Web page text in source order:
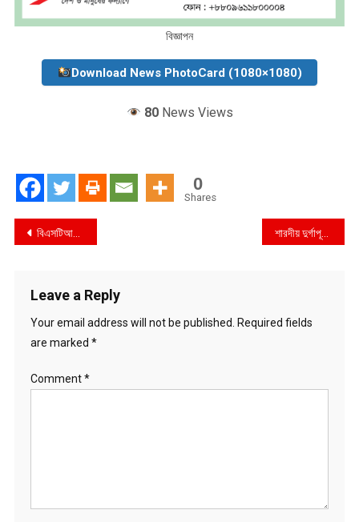
বিজ্ঞাপন
Download News PhotoCard (1080×1080)
80News Views
0
Shares
Post
বিএসটিআই এর মোবাইল কোর্ট কর্তৃক রাজধানীর এস.পি ফিলিং স্টেশন কে ৫০,০০০ টাকা জরিমানা শারদীয় দুর্গাপূজা উদযাপন উপলক্ষে সনাতন ধর্মাবলম্বী পুলিশ কর্মকর্তাদের সাথে কেএমপি’র কমিশনারের শুভেচ্ছা বিনিময়
Leave a Reply
Your email address will not be published. Required fields
are marked *
Comment*